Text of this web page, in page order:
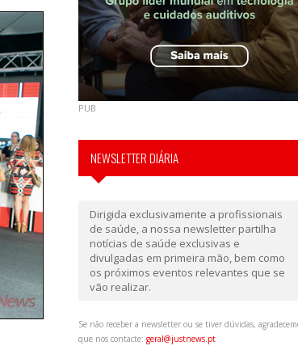
PUB
NEWSLETTER DIÁRIA
Dirigida exclusivamente a profissionais
de saúde, a nossa newsletter partilha
notícias de saúde exclusivas e
divulgadas em primeira mão, bem como
os próximos eventos relevantes que se
vão realizar.
Se não receber a newsletter ou se tiver dúvidas,
que nos contacte: geral@justnews.pt